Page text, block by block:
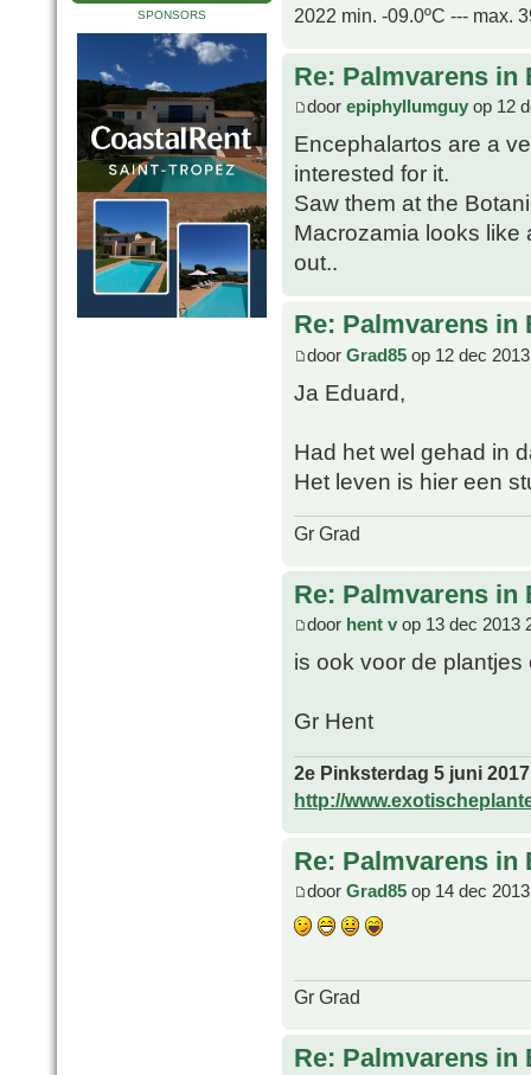
SPONSORS
2022 min. -09.0ºC --- max.
Re: Palmvarens in
door epiphyllumguy op 12
Encephalartos are a
interested for it.
Saw them at the
Macrozamia looks like
out..
Re: Palmvarens in
door Grad85 op 12 dec
Ja Eduard,
Had het wel gehad in
Het leven is hier een
Gr Grad
Re: Palmvarens in
door hent v op 13 dec 2013
is ook voor de
Gr Hent
2e Pinksterdag 5 juni
http://
Re: Palmvarens in
door Grad85 op 14 dec
Gr Grad
Re: Palmvarens in